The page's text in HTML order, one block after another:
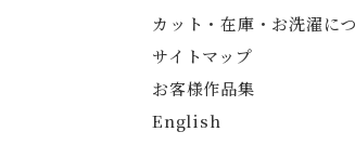
印傳調ポーチ
印傳調カードケース
信玄袋
カット・在庫・お洗濯に
サイトマップ
お客様作品集
English